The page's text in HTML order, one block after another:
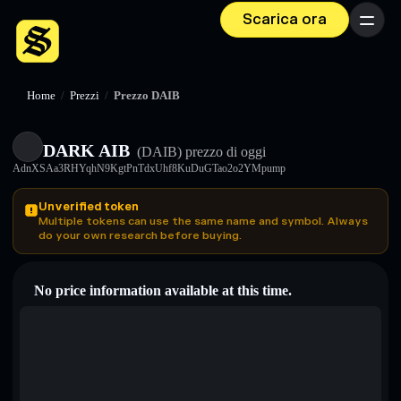
Scarica ora Menu
Home / Prezzi / Prezzo DAIB
DARK AIB (DAIB) prezzo di oggi
AdnXSAa3RHYqhN9KgtPnTdxUhf8KuDuGTao2o2YMpump
Unverified token
Multiple tokens can use the same name and symbol. Always
do your own research before buying.
No price information available at this time.